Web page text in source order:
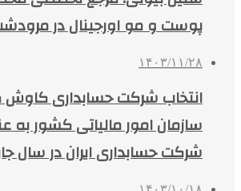
پوست و مو اورجینال در
۱۴۰۳/۱۱/۲۸
انتخاب شرکت حسابداری کاوش
سازمان امور مالیاتی کشور به
شرکت حسابداری ایران در سال